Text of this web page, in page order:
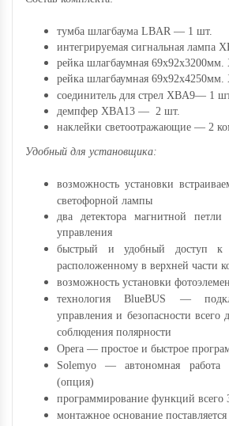
тумба шлагбаума LBAR — 1 шт.
интегрируемая сигнальная лампа
рейка шлагбаумная
рейка шлагбаумная
соединитель для стрел XBA9— 1
демпфер XBA13 — 2 шт.
наклейки светоотражающие — 2
Удобный для установщика:
возможность установки
светофорной лампы
два детектора магнитной
управления
быстрый и удобный доступ к
расположенному в верхней части
возможность установки
технология BlueBUS —
управления и безопасности всего
соблюдения полярности
Opera — простое и быстрое
Solemyo — автономная работа
(опция)
программирование функций всего
монтажное основание